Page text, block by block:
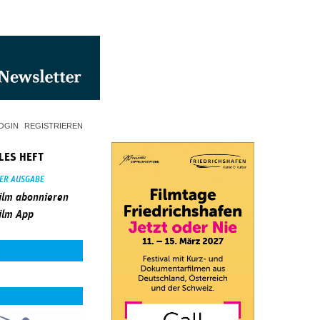
REGISTRIEREN
HEFT
AUSGABE
abonnieren
App